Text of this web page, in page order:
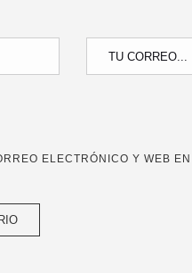
ELECTRÓNICO Y WEB